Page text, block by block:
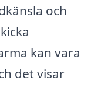
och
kan vara
det visar